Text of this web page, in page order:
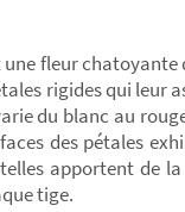
une fleur
rigides qui
du blanc au
des pétales
apportent de
tige.